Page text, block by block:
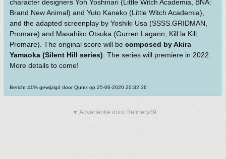
character designers Yoh Yoshinari (Little Witch Academia, BNA:
Brand New Animal) and Yuto Kaneko (Little Witch Academia),
and the adapted screenplay by Yoshiki Usa (SSSS.GRIDMAN,
Promare) and Masahiko Otsuka (Gurren Lagann, Kill la Kill,
Promare). The original score will be composed by Akira
Yamaoka (Silent Hill series) . The series will premiere in 2022.
More details to come!
Bericht 41% gewijzigd door Qunix op 25-06-2020 20:32:36
▼ Advertentie door Refinery89